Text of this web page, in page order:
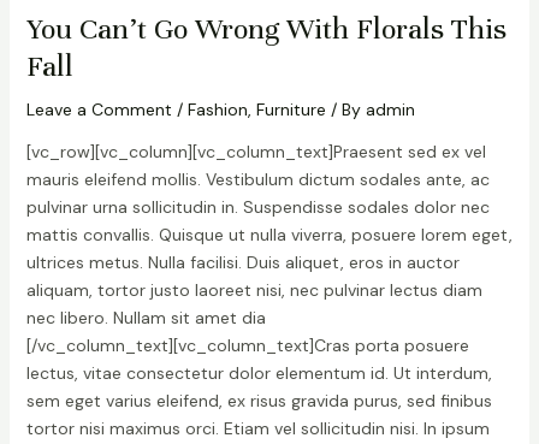
You Can’t Go Wrong With Florals This
Fall
Leave a Comment / Fashion, Furniture / By admin
[vc_row][vc_column][vc_column_text]Praesent sed ex vel
mauris eleifend mollis. Vestibulum dictum sodales ante, ac
pulvinar urna sollicitudin in. Suspendisse sodales dolor nec
mattis convallis. Quisque ut nulla viverra, posuere lorem eget,
ultrices metus. Nulla facilisi. Duis aliquet, eros in auctor
aliquam, tortor justo laoreet nisi, nec pulvinar lectus diam
nec libero. Nullam sit amet dia
[/vc_column_text][vc_column_text]Cras porta posuere
lectus, vitae consectetur dolor elementum id. Ut interdum,
sem eget varius eleifend, ex risus gravida purus, sed finibus
tortor nisi maximus orci. Etiam vel sollicitudin nisi. In ipsum